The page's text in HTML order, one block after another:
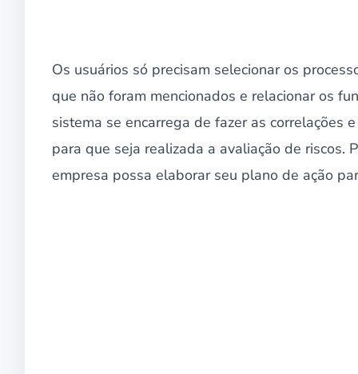
Os usuários só precisam selecionar os
que não foram mencionados e relacionar os
sistema se encarrega de fazer as correlações
para que seja realizada a avaliação de riscos.
empresa possa elaborar seu plano de ação